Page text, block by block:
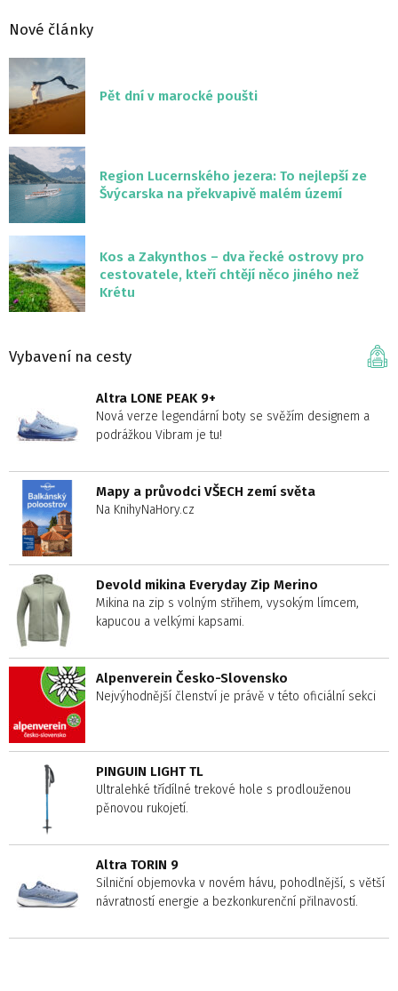
Nové články
Pět dní v marocké poušti
Region Lucernského jezera: To nejlepší ze
Švýcarska na překvapivě malém území
Kos a Zakynthos – dva řecké ostrovy pro
cestovatele, kteří chtějí něco jiného než
Krétu
Vybavení na cesty
Altra LONE PEAK 9+
Nová verze legendární boty se svěžím designem a
podrážkou Vibram je tu!
Mapy a průvodci VŠECH zemí světa
Na KnihyNaHory.cz
Devold mikina Everyday Zip Merino
Mikina na zip s volným střihem, vysokým límcem,
kapucou a velkými kapsami.
Alpenverein Česko-Slovensko
Nejvýhodnější členství je právě v této oficiální sekci
PINGUIN LIGHT TL
Ultralehké třídílné trekové hole s prodlouženou
pěnovou rukojetí.
Altra TORIN 9
Silniční objemovka v novém hávu, pohodlnější, s větší
návratností energie a bezkonkurenční přilnavostí.